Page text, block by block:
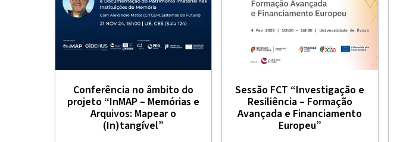
Conferência no âmbito do
projeto “InMAP – Memórias e
Arquivos: Mapear o
(In)tangível”
Sessão FCT “Investigação e
Resiliência – Formação
Avançada e Financiamento
Europeu”